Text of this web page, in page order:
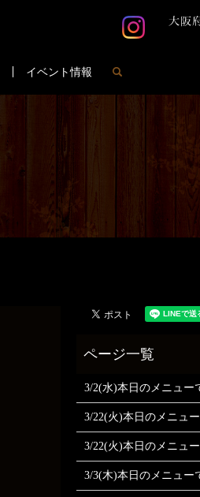
イベント情報
3/2(水)本日のメニュー
3/22(火)本日のメニュー
3/22(火)本日のメニュー
3/3(木)本日のメニュー